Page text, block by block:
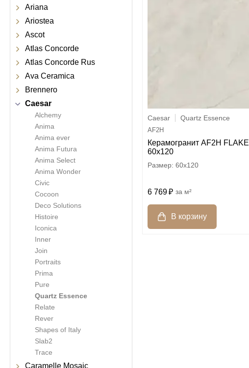
Ariana
Ariostea
Ascot
Atlas Concorde
Atlas Concorde Rus
Ava Ceramica
Brennero
Caesar
Alchemy
Anima
Anima ever
Anima Futura
Anima Select
Anima Wonder
Civic
Cocoon
Deco Solutions
Histoire
Iconica
Inner
Join
Portraits
Prima
Pure
Quartz Essence
Relate
Rever
Shapes of Italy
Slab2
Trace
Caramelle Mosaic
Caesar Quartz Essence
AF2H
Керамогранит AF2H FLAKE
60x120
60x120
6 769 м²